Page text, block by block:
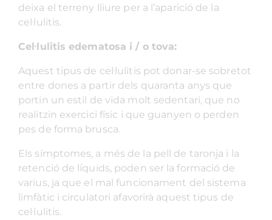
deixa el terreny lliure per a l’aparició de la
cel·lulitis.
Cel·lulitis edematosa i / o tova:
Aquest tipus de cel·lulitis pot donar-se sobretot
entre dones a partir dels quaranta anys que
portin un estil de vida molt sedentari, que no
realitzin exercici físic i que guanyen o perden
pes de forma brusca.
Els símptomes, a més de la pell de taronja i la
retenció de líquids, poden ser la formació de
varius, ja que el mal funcionament del sistema
limfàtic i circulatori afavorirà aquest tipus de
cel·lulitis.